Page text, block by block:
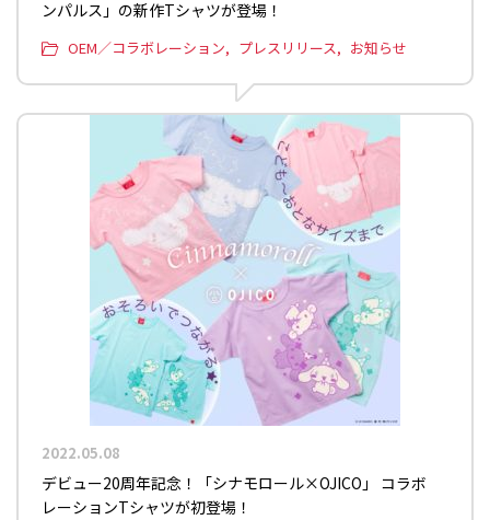
ンパルス」の新作Tシャツが登場！
OEM／コラボレーション プレスリリース お知らせ
2022.05.08
デビュー20周年記念！「シナモロール×OJICO」 コラボ
レーションTシャツが初登場！